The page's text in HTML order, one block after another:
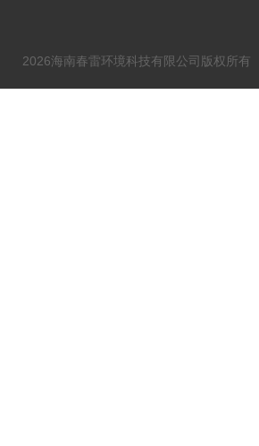
2026海南春雷环境科技有限公司版权所有